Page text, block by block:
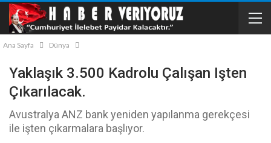
Ana Sayfa Dünya
Yaklaşık 3.500 Kadrolu Çalışan Işten
Çıkarılacak.
Avustralya ANZ bank yeniden yapılanma gerekçesi
ile işten çıkarmalara başlıyor.